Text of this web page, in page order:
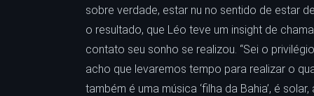
sobre verdade, estar nu no sentido de estar
o resultado, que Léo teve um insight de
contato seu sonho se realizou. “Sei o
acho que levaremos tempo para realizar o
também é uma música ‘filha da Bahia’, é